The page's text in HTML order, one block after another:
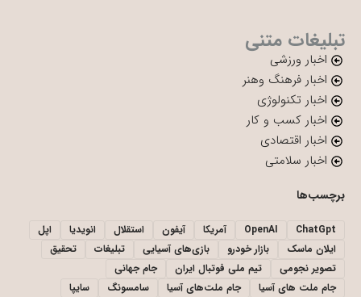
تبلیغات متنی
اخبار ورزشی
اخبار فرهنگ وهنر
اخبار تکنولوژی
اخبار کسب و کار
اخبار اقتصادی
اخبار سلامتی
برچسب‌ها
ChatGpt
OpenAI آمریکا آیفون استقلال انویدیا
اپل
ایلان ماسک
بازار خودرو بازی‌های آسیایی تبلیغات
تحقیق
تصویر نجومی
تیم ملی فوتبال ایران
جام جهانی
جام ملت های آسیا
جام ملت‌های آسیا سامسونگ
سایپا